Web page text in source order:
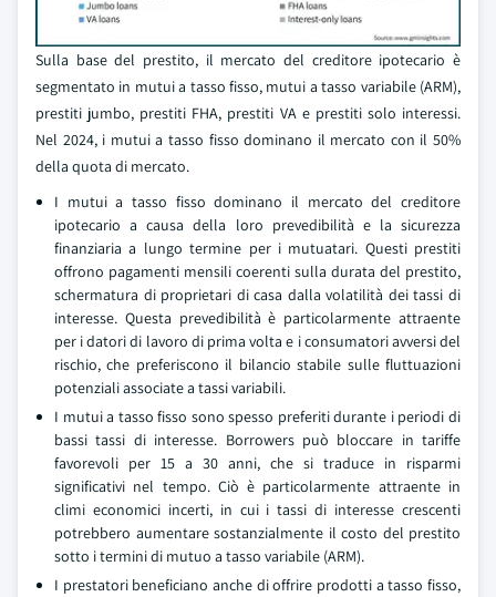
Sulla base del prestito, il mercato del creditore ipotecario è
segmentato in mutui a tasso fisso, mutui a tasso variabile (ARM),
prestiti jumbo, prestiti FHA, prestiti VA e prestiti solo interessi.
Nel 2024, i mutui a tasso fisso dominano il mercato con il 50%
della quota di mercato.
I mutui a tasso fisso dominano il mercato del creditore
ipotecario a causa della loro prevedibilità e la sicurezza
finanziaria a lungo termine per i mutuatari. Questi prestiti
offrono pagamenti mensili coerenti sulla durata del prestito,
schermatura di proprietari di casa dalla volatilità dei tassi di
interesse. Questa prevedibilità è particolarmente attraente
per i datori di lavoro di prima volta e i consumatori avversi del
rischio, che preferiscono il bilancio stabile sulle fluttuazioni
potenziali associate a tassi variabili.
I mutui a tasso fisso sono spesso preferiti durante i periodi di
bassi tassi di interesse. Borrowers può bloccare in tariffe
favorevoli per 15 a 30 anni, che si traduce in risparmi
significativi nel tempo. Ciò è particolarmente attraente in
climi economici incerti, in cui i tassi di interesse crescenti
potrebbero aumentare sostanzialmente il costo del prestito
sotto i termini di mutuo a tasso variabile (ARM).
I prestatori beneficiano anche di offrire prodotti a tasso fisso,